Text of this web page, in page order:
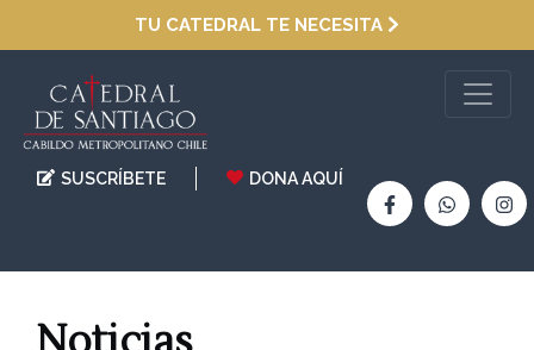
TU CATEDRAL TE NECESITA
SUSCRÍBETE DONA AQUÍ